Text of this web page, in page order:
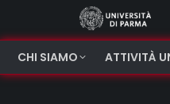
CHI SIAMO ATTIVITÀ